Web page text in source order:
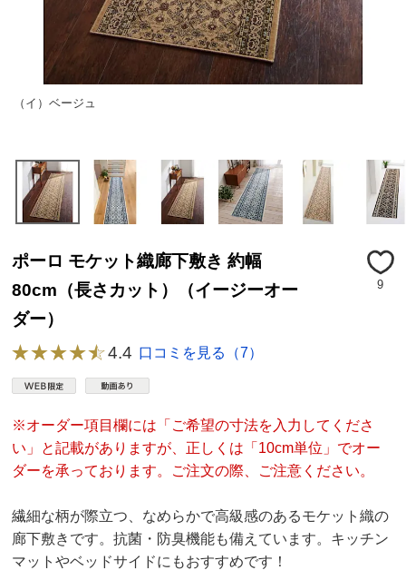
（イ）ベージュ
ポーロ モケット織廊下敷き 約幅
80cm（長さカット）（イージーオー
ダー）
9
4.4 口コミを見る（7）
※オーダー項目欄には「ご希望の寸法を入力してくださ
い」と記載がありますが、正しくは「10cm単位」でオー
ダーを承っております。ご注文の際、ご注意ください。
繊細な柄が際立つ、なめらかで高級感のあるモケット織の
廊下敷きです。抗菌・防臭機能も備えています。キッチン
マットやベッドサイドにもおすすめです！